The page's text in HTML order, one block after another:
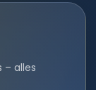
– alles